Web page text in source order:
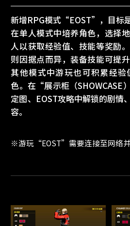
新增RPG模式“EOST”，目标是
在单人模式中培养角色，选择
人以获取经验值、技能等奖励
则因据点而异，装备技能可提
其他模式中游玩也可积累经
色。在“展示柜（SHOWCASE
定图、EOST攻略中解锁的剧情
容。
※游玩“EOST”需要连接至网络并